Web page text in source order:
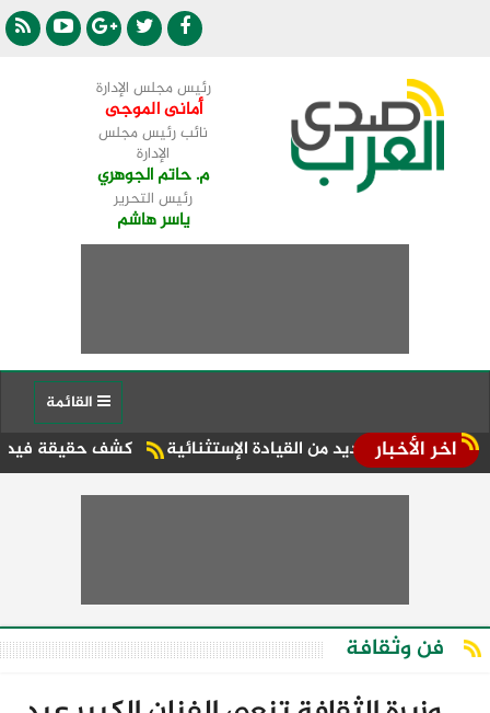
رئيس مجلس الإدارة
أمانى الموجى
نائب رئيس مجلس
الإدارة
م. حاتم الجوهري
رئيس التحرير
ياسر هاشم
اخر الأخبار كشف حقيقة فيديو الاعتداء
فن وثقافة